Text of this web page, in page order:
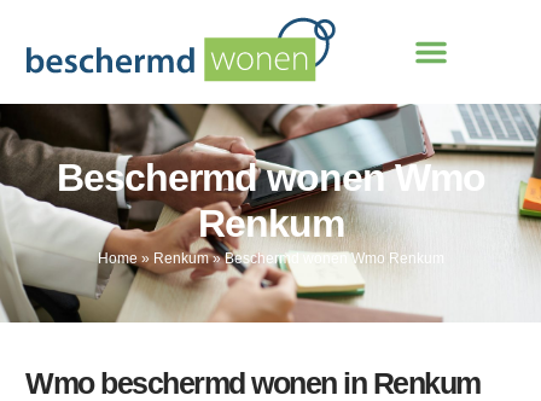
Beschermd wonen Wmo
Renkum
Home» Renkum»Beschermd wonen Wmo Renkum
Wmo beschermd wonen in Renkum